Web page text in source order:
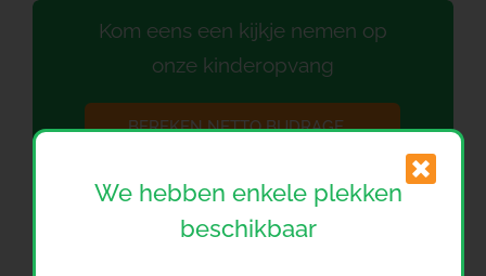
Kom eens een kijkje nemen op
onze kinderopvang
BEREKEN NETTO BIJDRAGE
RONDLEIDING AANVRAGEN
We hebben enkele plekken
beschikbaar